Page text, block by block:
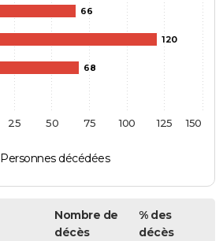
66
120
68
Personnes décédées
25 50 75 100 125 150
Nombre de
décès
% des
décès